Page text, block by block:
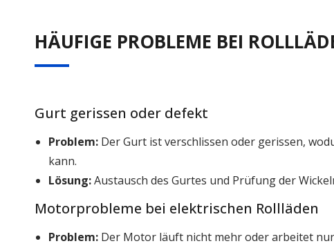
HÄUFIGE PROBLEME BEI
Gurt gerissen oder defekt
Problem: Der Gurt ist verschlissen oder gerissen,
kann.
Lösung:Austausch des Gurtes und Prüfung der
Motorprobleme bei elektrischen Rollläden
Problem: Der Motor läuft nicht mehr oder arbeitet